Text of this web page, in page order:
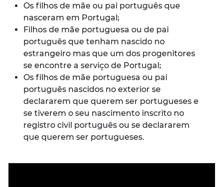
Os filhos de mãe ou pai português que
nasceram em Portugal;
Filhos de mãe portuguesa ou de pai
português que tenham nascido no
estrangeiro mas que um dos progenitores
se encontre a serviço de Portugal;
Os filhos de mãe portuguesa ou pai
português nascidos no exterior se
declararem que querem ser portugueses e
se tiverem o seu nascimento inscrito no
registro civil português ou se declararem
que querem ser portugueses.